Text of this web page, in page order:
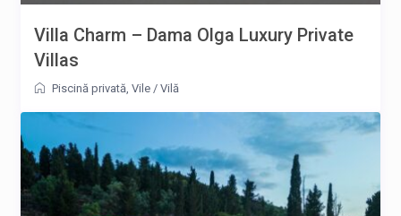
Villa Charm – Dama Olga Luxury Private
Villas
Piscină privată,Vile /Vilă